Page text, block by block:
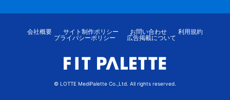
会社概要 サイト制作ポリシー お問い合わせ
利用規約
プライバシーポリシー
広告掲載について
© LOTTE MediPalette Co.,Ltd. All rights reserved.